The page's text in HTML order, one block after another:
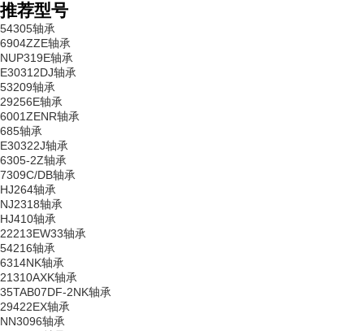
推荐型号
54305轴承
6904ZZE轴承
NUP319E轴承
E30312DJ轴承
53209轴承
29256E轴承
6001ZENR轴承
685轴承
E30322J轴承
6305-2Z轴承
7309C/DB轴承
HJ264轴承
NJ2318轴承
HJ410轴承
22213EW33轴承
54216轴承
6314NK轴承
21310AXK轴承
35TAB07DF-2NK轴承
29422EX轴承
NN3096轴承